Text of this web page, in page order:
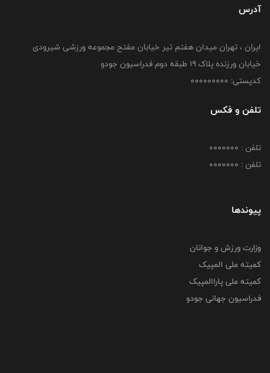
آدرس
ایران ، تهران میدان هفتم تیر خیابان مفتح مجموعه ورزشی شیرودی
خیابان ورزنده پلاک ۱۹ طبقه دوم فدراسیون جودو
کدپستی: 000000000
تلفن و فکس
تلفن : 0000000
تلفن : 0000000
پیوندها
وزارت ورزش و جوانان
کمیته ملی المپیک
کمیته ملی پاراالمپیک
فدراسیون جهانی جودو